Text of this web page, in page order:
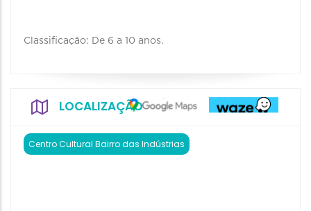
Classificação: De 6 a 10 anos.
LOCALIZAÇÃO
Centro Cultural Bairro das Indústrias